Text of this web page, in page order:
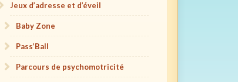
Jeux d’adresse et d’éveil
Baby Zone
Pass’Ball
Parcours de psychomotricité